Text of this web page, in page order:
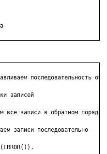
последовательность
все записи в обратном порядке
записи последовательно